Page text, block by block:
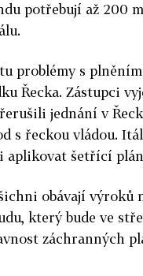
potřebují až 200
problémy s
Řecka. Zástupci
jednání v
s řeckou vládou.
aplikovat šetřící
obávají výroků
který bude ve
záchranných